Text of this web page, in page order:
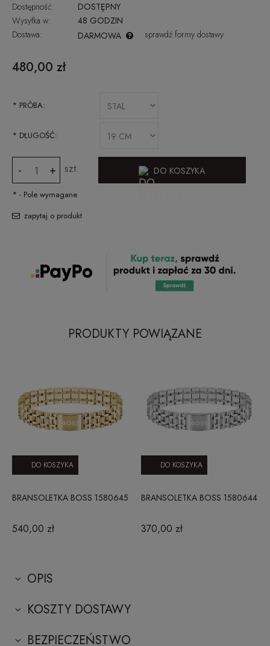
Dostępność:
DOSTĘPNY
Wysyłka w:
48 GODZIN
Dostawa:
DARMOWA sprawdź formy dostawy
480,00 zł
* PRÓBA:
* DŁUGOŚĆ:
- + szt. DO KOSZYKA
* - Pole wymagane
zapytaj o produkt
PRODUKTY POWIĄZANE
BRANSOLETKA BOSS 1580645
540,00 zł
DO KOSZYKA
BRANSOLETKA BOSS 1580644
370,00 zł
DO KOSZYKA
OPIS
KOSZTY DOSTAWY
BEZPIECZEŃSTWO